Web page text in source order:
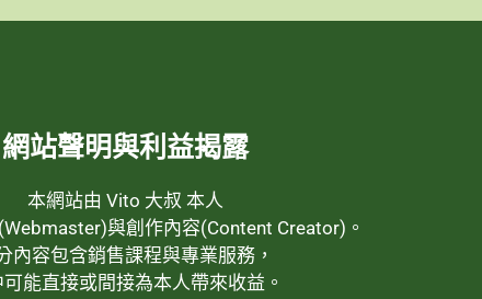
網站聲明與利益揭露
本網站由 Vito 大叔 本人
與創作內容(Content Creator)。
內容包含銷售課程與專業服務，
可能直接或間接為本人帶來收益。